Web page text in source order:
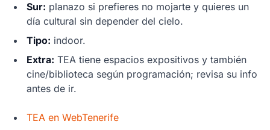
Sur: planazo si prefieres no mojarte y quieres un
día cultural sin depender del cielo.
Tipo: indoor.
Extra: TEA tiene espacios expositivos y también
cine/biblioteca según programación; revisa su info
antes de ir.
TEA en WebTenerife